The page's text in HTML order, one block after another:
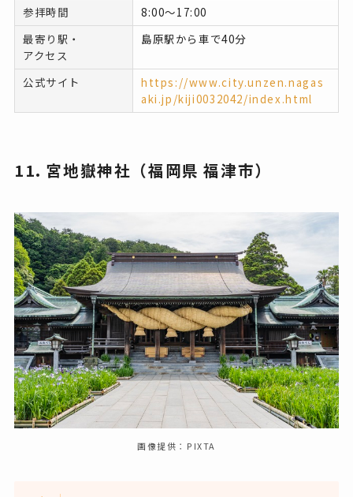
参拝時間
8:00～17:00
最寄り駅・
アクセス
島原駅から車で40分
公式サイト
https://www.city.unzen.nagas
aki.jp/kiji0032042/index.html
11. 宮地嶽神社（福岡県 福津市）
画像提供：PIXTA